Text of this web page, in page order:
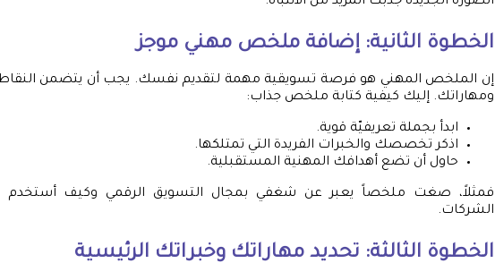
الخطوة الثانية: إضافة ملخص مهني موجز
إن الملخص المهني هو فرصة تسويقية مهمة لتقديم نفسك. يجب أن يتضمن النقاط
ومهاراتك. إليك كيفية كتابة ملخص جذاب:
ابدأ بجملة تعريفيّة قوية.
اذكر تخصصك والخبرات الفريدة التي تمتلكها.
حاول أن تضع أهدافك المهنية المستقبلية.
فمثلاً، صغت ملخصاً يعبر عن شغفي بمجال التسويق الرقمي وكيف أستخدم
الشركات.
الخطوة الثالثة: تحديد مهاراتك وخبراتك الرئيسية